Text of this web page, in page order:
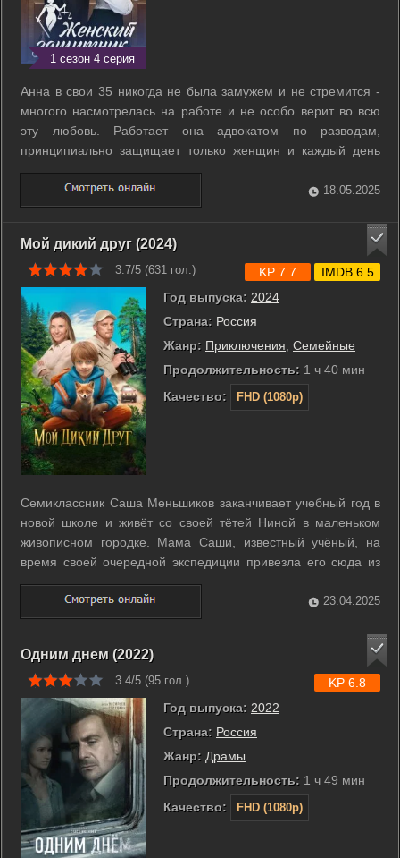
1 сезон 4 серия
Анна в свои 35 никогда не была замужем и не стремится -
многого насмотрелась на работе и не особо верит во всю
эту любовь. Работает она адвокатом по разводам,
принципиально защищает только женщин и каждый день
наблюдает, как гнусно ведут себя их бывшие мужья. Однако
вскоре ей приходится усомниться в своих убеждениях. К
Анне обращается девушка, ...
18.05.2025
Мой дикий друг (2024)
3.7/5 (631 гол.)
Год выпуска: 2024
Страна: Россия
Жанр: Приключения Семейные
Продолжительность: 1 ч 40 мин
Качество:
FHD (1080p)
KP 7.7 IMDB 6.5
Семиклассник Саша Меньшиков заканчивает учебный год в
новой школе и живёт со своей тётей Ниной в маленьком
живописном городке. Мама Саши, известный учёный, на
время своей очередной экспедиции привезла его сюда из
Москвы. С одноклассниками у Саши не заладилось, после
школы он часто в одиночестве гуляет на природе. Однажды
в лесу Саша находит ...
23.04.2025
Одним днем (2022)
3.4/5 (95 гол.)
Год выпуска: 2022
Страна: Россия
Жанр: Драмы
Продолжительность: 1 ч 49 мин
Качество:
FHD (1080p)
KP 6.8